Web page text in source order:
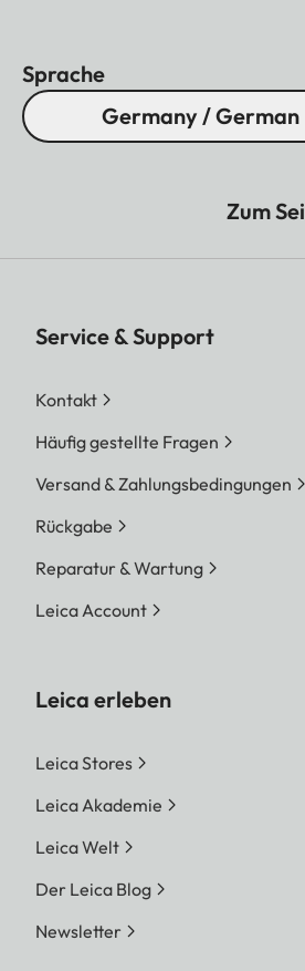
Sprache
Germany / German
Zum
Service & Support
Kontakt
Häufig gestellte Fragen
Versand & Zahlungsbedingungen
Rückgabe
Reparatur & Wartung
Leica Account
Leica erleben
Leica Stores
Leica Akademie
Leica Welt
Der Leica Blog
Newsletter